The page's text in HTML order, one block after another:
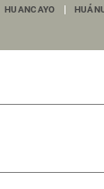
HUANCAYO